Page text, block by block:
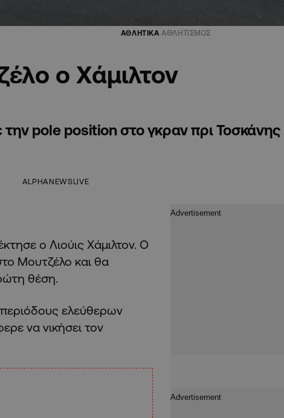
ΑΘΛΗΤΙΚΑ ΑΘΛΗΤΙΣΜΟΣ
ο Χάμιλτον
την pole position στο γκραν πρι Τοσκάνης
ALPHANEWSLIVE
ο Λιούις Χάμιλτον. Ο
Μουτζέλο και θα
θέση.
ελεύθερων
να νικήσει τον